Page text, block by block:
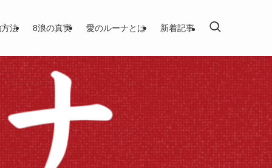
法 8浪の真実 愛のルーナとは 新着記事